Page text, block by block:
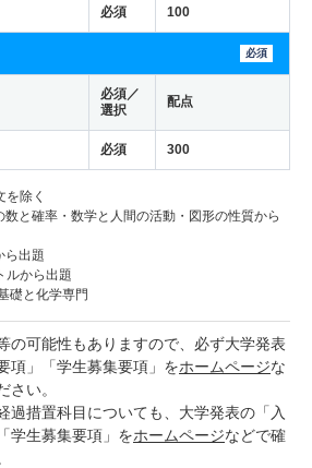
必須 100
必須
必須／
選択
配点
必須 300
除く
と確率・数学と人間の活動・図形の性質から
ら出題
ルから出題
礎と化学専門
の可能性もありますので、必ず大学発表
項」「学生募集要項」をホームページな
さい。
過措置科目についても、大学発表の「入
学生募集要項」をホームページなどで確